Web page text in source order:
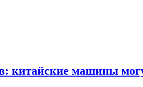
китайские машины